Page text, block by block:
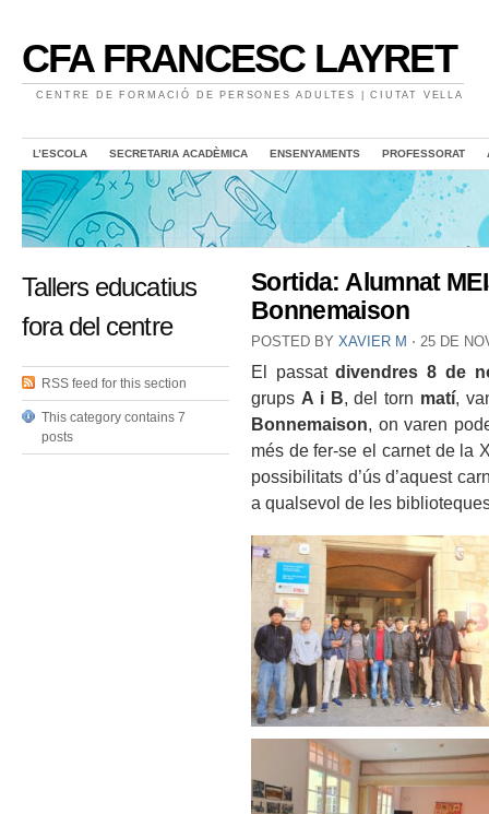
CFA FRANCESC LAYRET
CENTRE DE FORMACIÓ DE PERSONES ADULTES | CIUTAT VELLA
L’ESCOLA SECRETARIA ACADÈMICA ENSENYAMENTS PROFESSORAT
Tallers educatius
fora del centre
RSS feed for this section
This category contains 7
posts
Sortida: Alumnat
Bonnemaison
POSTED BY XAVIER M ⋅ 25 DE
El passatdivendres 8 de
grups A i B, del torn matí,
Bonnemaison, on varen
més de fer-se el carnet de la
possibilitats d’ús d’aquest
a qualsevol de les